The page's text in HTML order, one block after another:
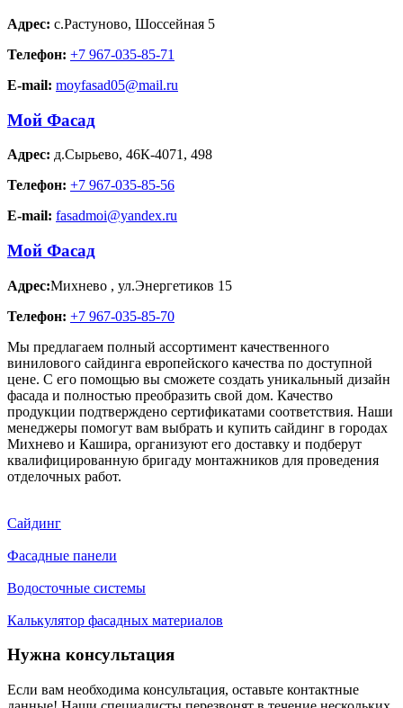
Адрес: с.Растуново, Шоссейная 5
Телефон: +7 967-035-85-71
E-mail: moyfasad05@mail.ru
Мой Фасад
Адрес: д.Сырьево, 46К-4071, 498
Телефон: +7 967-035-85-56
E-mail: fasadmoi@yandex.ru
Мой Фасад
Адрес:Михнево , ул.Энергетиков 15
Телефон: +7 967-035-85-70
Мы предлагаем полный ассортимент качественного
винилового сайдинга европейского качества по доступной
цене. С его помощью вы сможете создать уникальный дизайн
фасада и полностью преобразить свой дом. Качество
продукции подтверждено сертификатами соответствия. Наши
менеджеры помогут вам выбрать и купить сайдинг в городах
Михнево и Кашира, организуют его доставку и подберут
квалифицированную бригаду монтажников для проведения
отделочных работ.
Сайдинг
Фасадные панели
Водосточные системы
Калькулятор фасадных материалов
Нужна консультация
Если вам необходима консультация, оставьте контактные